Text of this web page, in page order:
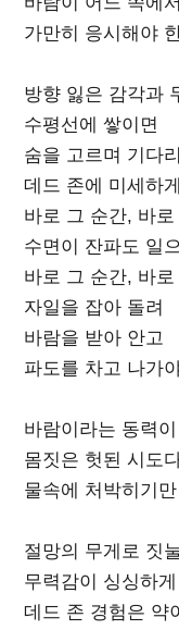
가만히 응시해야
방향 잃은 감각과
수평선에 쌓이면
숨을 고르며 기다
데드 존에 미세하
바로 그 순간, 바로
수면이 잔파도 일
바로 그 순간, 바로
자일을 잡아 돌려
바람을 받아 안고
파도를 차고 나가
바람이라는 동력
몸짓은 헛된 시도
물속에 처박히기
절망의 무게로 짓
무력감이 싱싱하
데드 존 경험은 약